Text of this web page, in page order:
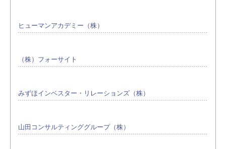
ヒューマンアカデミー（株）
（株）フォーサイト
みずほインベスター・リレーションズ（株）
山田コンサルティンググループ（株）